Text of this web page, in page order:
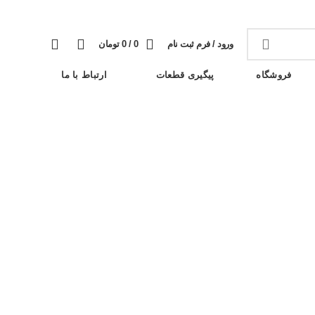
ورود / فرم ثبت نام 0
/
0 تومان
فروشگاه پیگیری قطعات ارتباط با ما